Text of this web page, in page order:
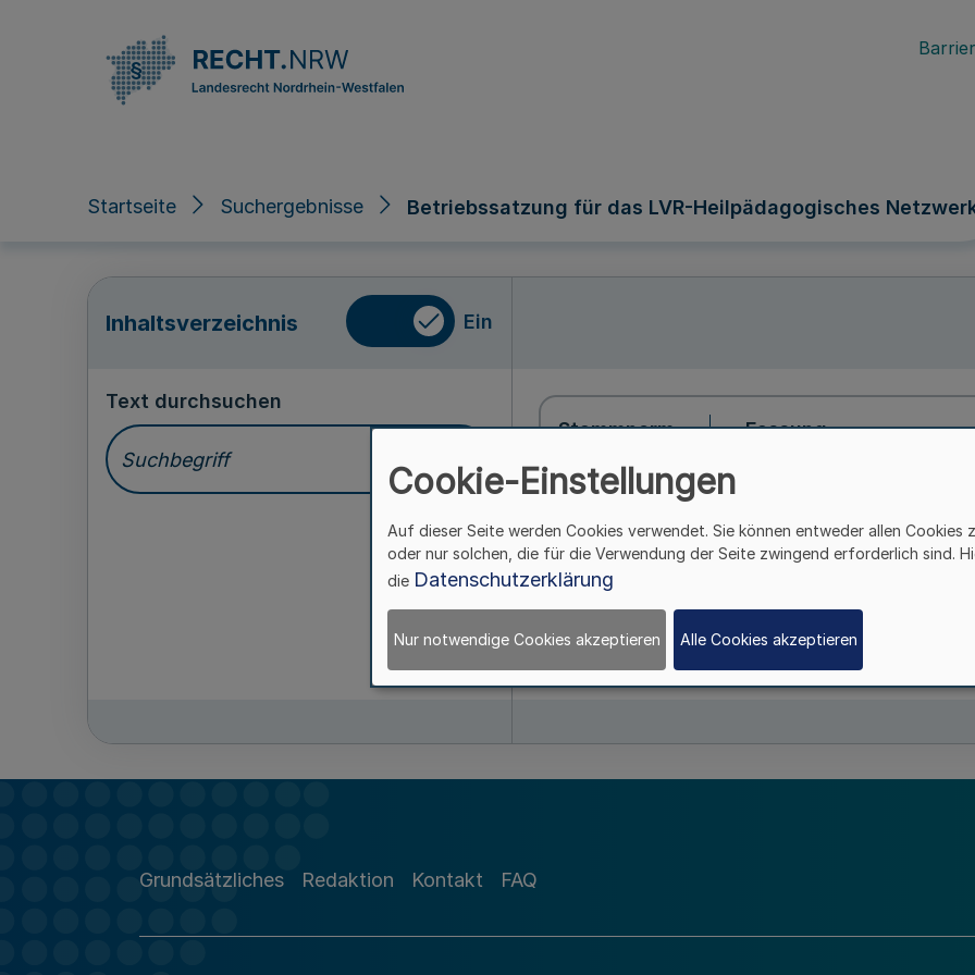
Startseite Suchergebnisse Betriebssatzung für das LVR-Heilpädagogisches
Inhaltsverzeichnis Ein
Text durchsuchen
Stammnorm
Fassung
Grundsätzliches Redaktion Kontakt FAQ
Cookie-Einstellungen
Auf dieser Seite werden Cookies verwendet. Sie können entweder allen Cookies
oder nur solchen, die für die Verwendung der Seite zwingend erforderlich sind.
die Datenschutzerklärung
Nur notwendige Cookies akzeptieren Alle Cookies akzeptieren